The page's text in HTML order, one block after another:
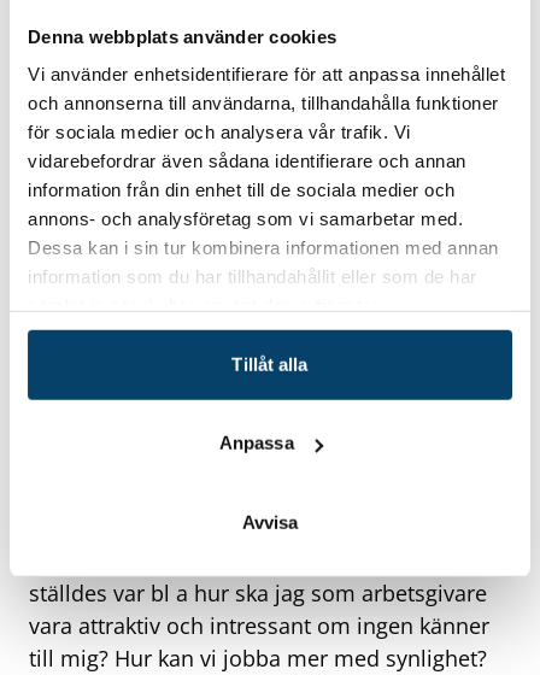
Denna webbplats använder cookies
Vi använder enhetsidentifierare för att anpassa innehållet
och annonserna till användarna, tillhandahålla funktioner
för sociala medier och analysera vår trafik. Vi
vidarebefordrar även sådana identifierare och annan
information från din enhet till de sociala medier och
annons- och analysföretag som vi samarbetar med.
Dessa kan i sin tur kombinera informationen med annan
information som du har tillhandahållit eller som de har
Tillåt alla
Anpassa
Avvisa
eftermiddagspasset på temat industrins
kompetensförsörjning.
Först ut efter pausen var dagens moderator,
tillika Employer Branding-experten
, som ställde frågan Är du tillräckligt
intressanta iakttagelser, inspirerande exempel
ställdes var bl a hur ska jag som arbetsgivare
vara attraktiv och intressant om ingen känner
till mig? Hur kan vi jobba mer med synlighet?